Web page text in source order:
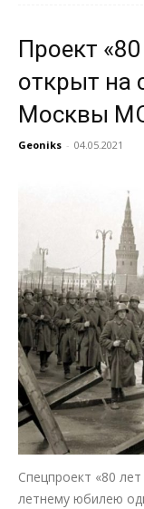
Проект
открыт на
Москвы
Geoniks - 04.05.2021
Спецпроект «80
летнему юбилею